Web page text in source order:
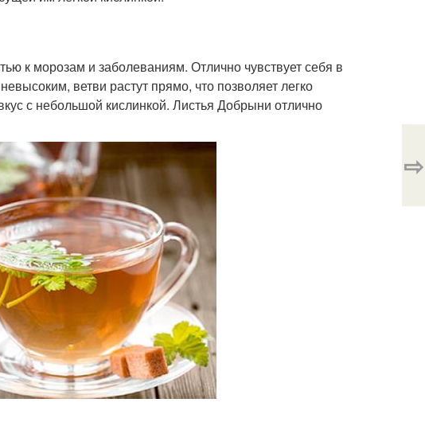
к морозам и заболеваниям. Отлично чувствует себя в
ветви растут прямо, что позволяет легко
с небольшой кислинкой. Листья Добрыни отлично
⇨